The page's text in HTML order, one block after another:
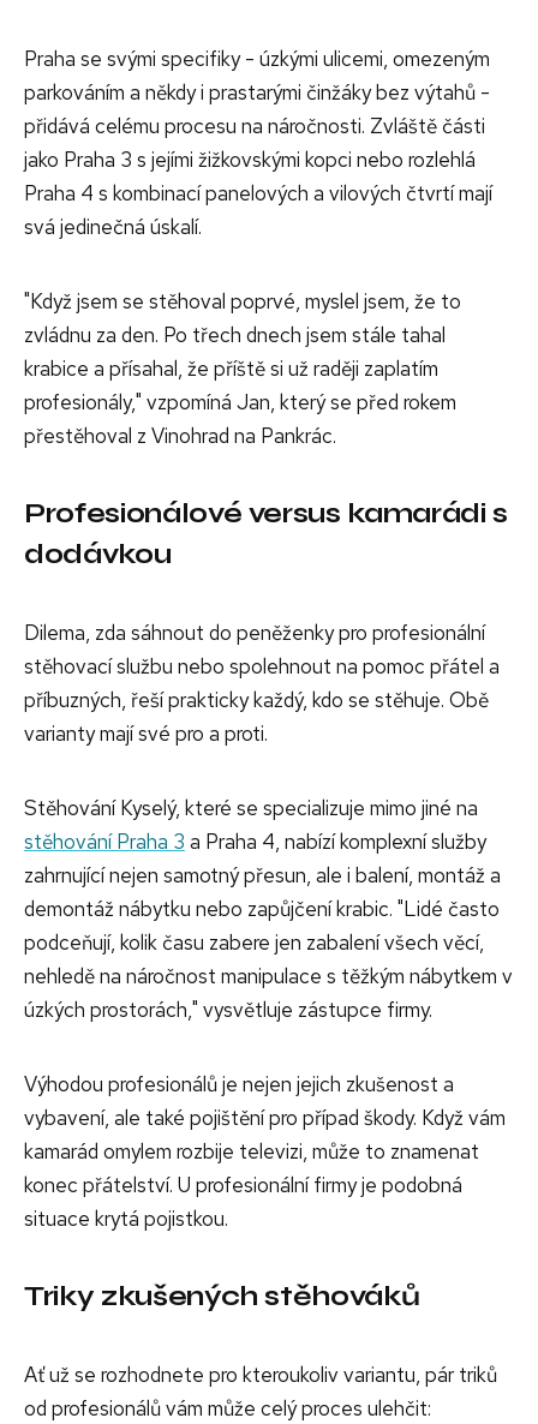
Praha se svými specifiky - úzkými ulicemi, omezeným
parkováním a někdy i prastarými činžáky bez výtahů -
přidává celému procesu na náročnosti. Zvláště části
jako Praha 3 s jejími žižkovskými kopci nebo rozlehlá
Praha 4 s kombinací panelových a vilových čtvrtí mají
svá jedinečná úskalí.
"Když jsem se stěhoval poprvé, myslel jsem, že to
zvládnu za den. Po třech dnech jsem stále tahal
krabice a přísahal, že příště si už raději zaplatím
profesionály," vzpomíná Jan, který se před rokem
přestěhoval z Vinohrad na Pankrác.
Profesionálové versus kamarádi s
dodávkou
Dilema, zda sáhnout do peněženky pro profesionální
stěhovací službu nebo spolehnout na pomoc přátel a
příbuzných, řeší prakticky každý, kdo se stěhuje. Obě
varianty mají své pro a proti.
Stěhování Kyselý, které se specializuje mimo jiné na
stěhování Praha 3 a Praha 4, nabízí komplexní služby
zahrnující nejen samotný přesun, ale i balení, montáž a
demontáž nábytku nebo zapůjčení krabic. "Lidé často
podceňují, kolik času zabere jen zabalení všech věcí,
nehledě na náročnost manipulace s těžkým nábytkem v
úzkých prostorách," vysvětluje zástupce firmy.
Výhodou profesionálů je nejen jejich zkušenost a
vybavení, ale také pojištění pro případ škody. Když vám
kamarád omylem rozbije televizi, může to znamenat
konec přátelství. U profesionální firmy je podobná
situace krytá pojistkou.
Triky zkušených stěhováků
Ať už se rozhodnete pro kteroukoliv variantu, pár triků
od profesionálů vám může celý proces ulehčit: